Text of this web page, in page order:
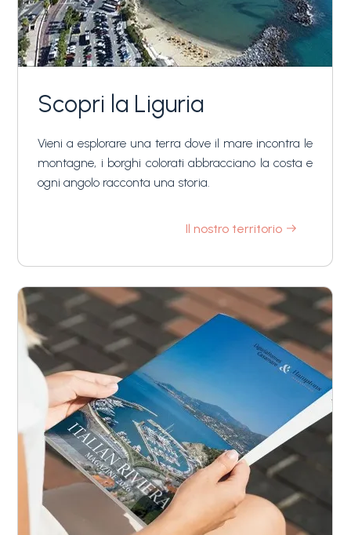
Scopri la Liguria
Vieni a esplorare una terra dove il mare incontra le
montagne, i borghi colorati abbracciano la costa e
ogni angolo racconta una storia.
Il nostro territorio